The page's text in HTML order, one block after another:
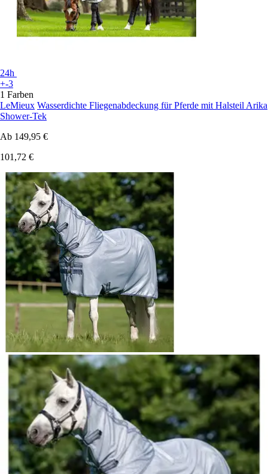
24h
+-3
1 Farben
LeMieux Wasserdichte Fliegenabdeckung für Pferde mit Halsteil Arika
Shower-Tek
Ab 149,95 €
101,72 €